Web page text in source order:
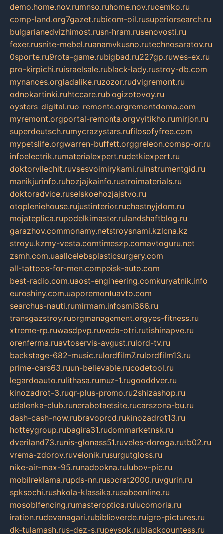
demo.home.nov.rumnso.ruhome.nov.rucemko.ru
comp-land.org7gazet.rubicom-oil.rusuperiorsearch.ru
bulgarianedvizhimost.rusn-hram.rusenovosti.ru
fexer.rusnite-mebel.ruanamvkusno.rutechnosaratov.ru
0sporte.ru9rota-game.rubigbad.ru227gp.ruwes-ex.ru
pro-kirpichi.ruisraelsale.rublack-lady.rustroy-db.com
mynances.orgladalike.ruzozor.rudvigremont.ru
odnokartinki.ruhtccare.rublogizotovoy.ru
oysters-digital.ruo-remonte.orgremontdoma.com
myremont.orgportal-remonta.orgvyitikho.rumirjon.ru
superdeutsch.rumycrazystars.rufilosofyfree.com
mypetslife.orgwarren-buffett.orggreleon.comsp-or.ru
infoelectrik.rumaterialexpert.rudetkiexpert.ru
doktorvilechit.ruvsesvoimirykami.ruinstrumentgid.ru
manikjurinfo.ruhozjajkainfo.rustroimaterials.ru
doktoradvice.ruselskoehozjajstvo.ru
otopleniehouse.rujustinterior.ruchastnyjdom.ru
mojateplica.rupodelkimaster.rulandshaftblog.ru
garazhov.commonamy.netstroysnami.kzlcna.kz
stroyu.kzmy-vesta.comtimeszp.comavtoguru.net
zsmh.com.uaallcelebsplasticsurgery.com
all-tattoos-for-men.compoisk-auto.com
best-radio.com.uaost-engineering.comkuryatnik.info
euroshiny.com.uaporemontuavto.com
searchus-nauti.rumirmam.infosmi366.ru
transgazstroy.ruorgmanagement.orgyes-fitness.ru
xtreme-rp.ruwasdpvp.ruvoda-otri.rutishinapve.ru
orenferma.ruavtoservis-avgust.rulord-tv.ru
backstage-682-music.rulordfilm7.rulordfilm13.ru
prime-cars63.ruun-believable.rucodetool.ru
legardoauto.rulithasa.rumuz-1.rugooddver.ru
kinozadrot-3.ruqr-plus-promo.ru2shizashop.ru
udalenka-club.runerabotaetsite.rucarszona-bu.ru
dash-cash-now.rubravoprod.rukinozadrot13.ru
hotteygroup.rubagira31.rudommarketnsk.ru
dveriland73.runis-glonass51.ruveles-doroga.rutb02.ru
vrema-zdorov.ruvelonik.rusurgutgloss.ru
nike-air-max-95.runadookna.rulubov-pic.ru
mobilreklama.rupds-nn.rusocrat2000.ruvgurin.ru
spksochi.rushkola-klassika.rusabeonline.ru
mosoblfencing.rumasteroptica.rulucomoria.ru
iration.rudevanagari.rubiblioverde.ruigro-pictures.ru
dk-tulamash.rus-dez-s.rupeysok.rublackcountess.ru